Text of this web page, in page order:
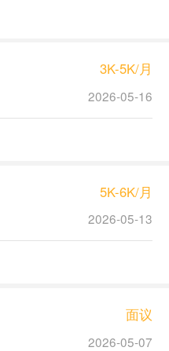
3K-5K/月
2026-05-16
5K-6K/月
2026-05-13
面议
2026-05-07